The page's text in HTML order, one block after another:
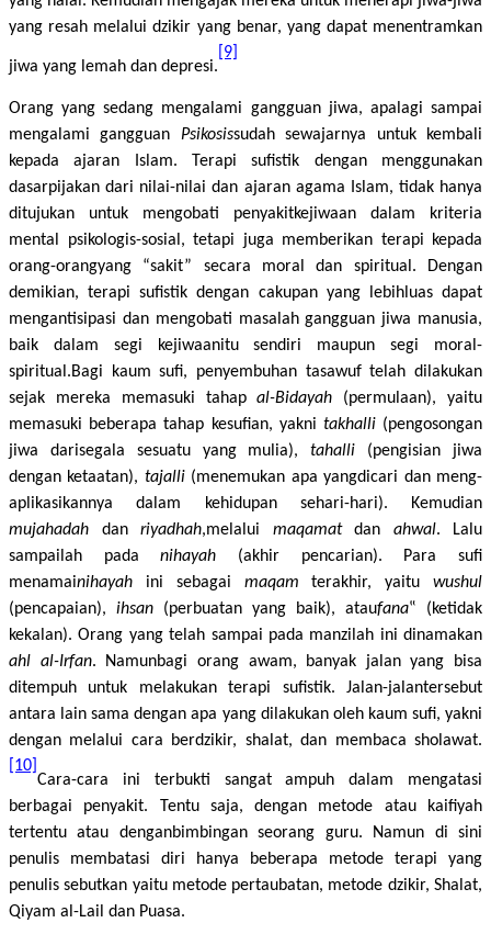
yang resah melalui dzikir yang benar, yang dapat menentramkan
jiwa yang lemah dan depresi.
[9]
Orang yang sedang mengalami gangguan jiwa, apalagi sampai
mengalami gangguan Psikosissudah sewajarnya untuk kembali
kepada ajaran Islam. Terapi sufistik dengan menggunakan
dasarpijakan dari nilai-nilai dan ajaran agama Islam, tidak hanya
ditujukan untuk mengobati penyakitkejiwaan dalam kriteria
mental psikologis-sosial, tetapi juga memberikan terapi kepada
orang-orangyang “sakit” secara moral dan spiritual. Dengan
demikian, terapi sufistik dengan cakupan yang lebihluas dapat
mengantisipasi dan mengobati masalah gangguan jiwa manusia,
baik dalam segi kejiwaanitu sendiri maupun segi moral-
spiritual.Bagi kaum sufi, penyembuhan tasawuf telah dilakukan
sejak mereka memasuki tahapal-Bidayah (permulaan), yaitu
memasuki beberapa tahap kesufian, yakni takhalli (pengosongan
jiwa darisegala sesuatu yang mulia),tahalli (pengisian jiwa
dengan ketaatan), tajalli (menemukan apa yangdicari dan meng-
aplikasikannya dalam kehidupan sehari-hari). Kemudian
mujahadah dan riyadhah,melalui maqamat dan ahwal. Lalu
sampailah padanihayah (akhir pencarian). Para sufi
menamainihayah ini sebagai maqamterakhir, yaituwushul
(pencapaian), ihsan (perbuatan yang baik), ataufana‟ (ketidak
kekalan). Orang yang telah sampai pada manzilah ini dinamakan
ahl al-Irfan. Namunbagi orang awam, banyak jalan yang bisa
ditempuh untuk melakukan terapi sufistik. Jalan-jalantersebut
antara lain sama dengan apa yang dilakukan oleh kaum sufi, yakni
dengan melalui cara berdzikir, shalat, dan membaca sholawat.
[10]
Cara-cara ini terbukti sangat ampuh dalam mengatasi
berbagai penyakit. Tentu saja, dengan metode atau kaifiyah
tertentu atau denganbimbingan seorang guru. Namun di sini
penulis membatasi diri hanya beberapa metode terapi yang
penulis sebutkan yaitu metode pertaubatan, metode dzikir, Shalat,
Qiyam al-Lail dan Puasa.